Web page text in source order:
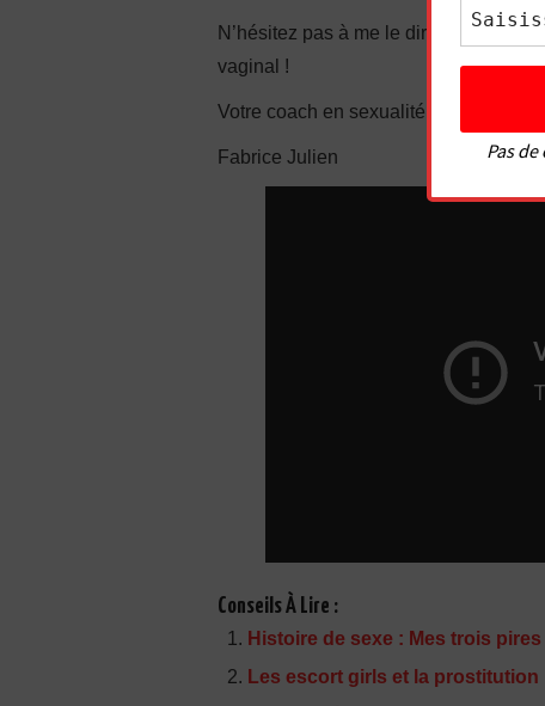
N’hésitez pas à me le dire dans les
vaginal !
Votre coach en sexualité,
Fabrice Julien
Conseils À Lire :
Histoire de sexe : Mes trois
Les escort girls et la prostitution
Pas